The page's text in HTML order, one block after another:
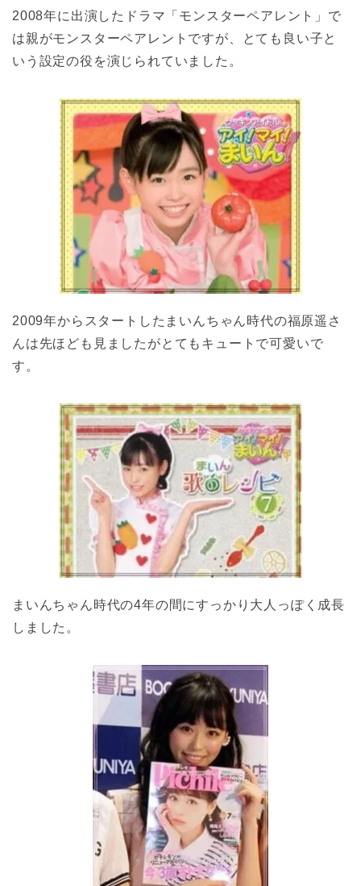
2008年に出演したドラマ「モンスターペアレント」で
は親がモンスターペアレントですが、とても良い子と
いう設定の役を演じられていました。
2009年からスタートしたまいんちゃん時代の福原遥さ
んは先ほども見ましたがとてもキュートで可愛いで
す。
まいんちゃん時代の4年の間にすっかり大人っぽく成長
しました。